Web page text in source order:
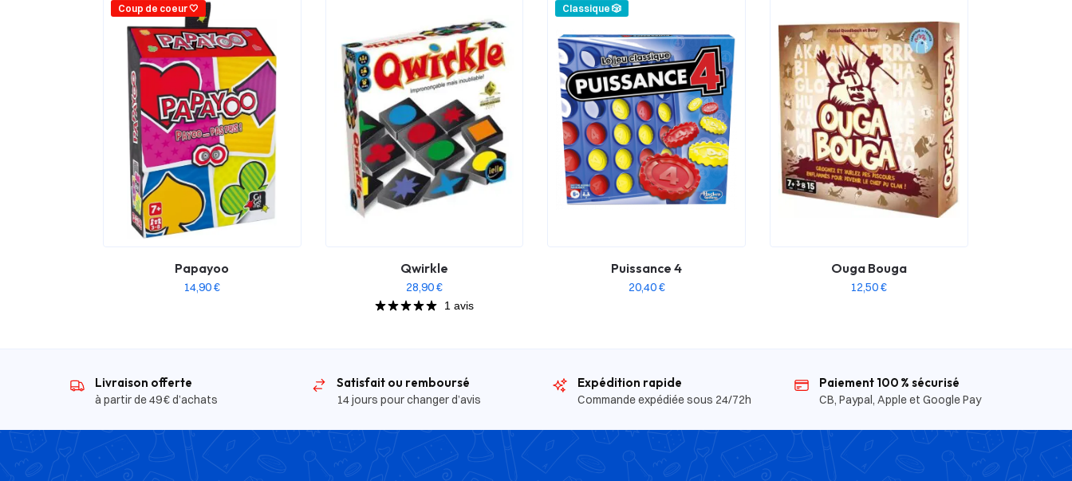
Coup de coeur 🤍
Papayoo
14,90€
Qwirkle
28,90€
1 avis
Classique 🎲
Puissance 4
20,40€
Ouga Bouga
12,50€
Livraison offerte
à partir de 49 € d’achats
Satisfait ou remboursé
14 jours pour changer d’avis
Expédition rapide
Commande expédiée sous 24/72h
Paiement 100 % sécurisé
CB, Paypal, Apple et Google Pay